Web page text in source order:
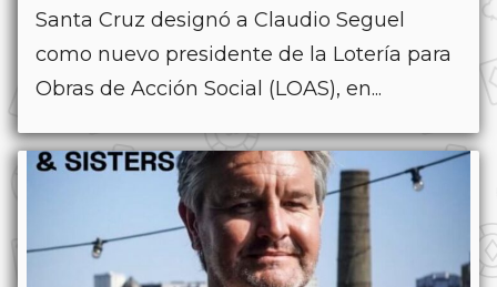
Santa Cruz designó a Claudio Seguel
como nuevo presidente de la Lotería para
Obras de Acción Social (LOAS), en...